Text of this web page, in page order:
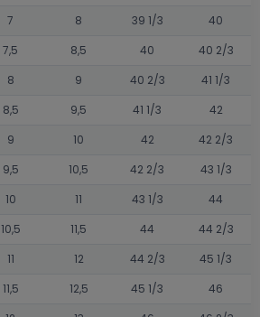
7 8 39 1/3 40
7,5 8,5 40 40 2/3
8 9 40 2/3 41 1/3
8,5 9,5 41 1/3 42
9 10 42 42 2/3
9,5 10,5 42 2/3 43 1/3
10 11 43 1/3 44
10,5 11,5 44 44 2/3
11 12 44 2/3 45 1/3
11,5 12,5 45 1/3 46